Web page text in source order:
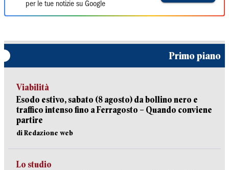
per le tue notizie su Google
Primo piano
Viabilità
Esodo estivo, sabato (8 agosto) da bollino nero e
traffico intenso fino a Ferragosto – Quando conviene
partire
di Redazione web
Lo studio